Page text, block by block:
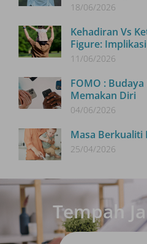
18/06/2026
Kehadiran Vs
Figure:
11/06/2026
FOMO :
Memakan Diri
04/06/2026
Masa Berkualiti
25/04/2026
Tempah